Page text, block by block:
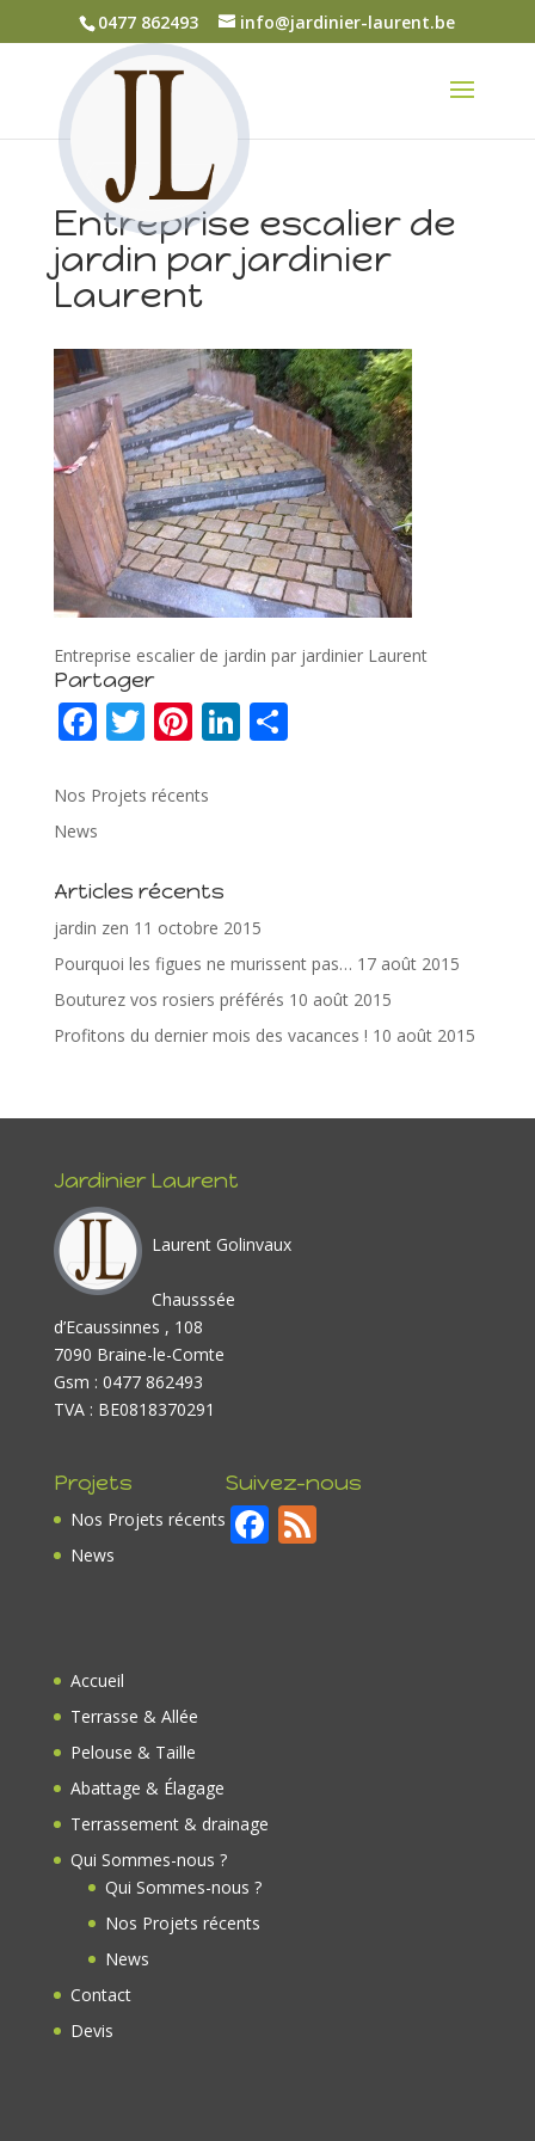
0477 862493 info@jardinier-laurent.be
Entreprise escalier de
jardin par jardinier
Laurent
Entreprise escalier de jardin par jardinier Laurent
Partager
F
e
b
o
o
k
T
itt
Pi
er
st
Li
n
P
Nos Projets récents
News
Articles récents
jardin zen 11 octobre 2015
Pourquoi les figues ne murissent pas… 17 août 2015
Bouturez vos rosiers préférés 10 août 2015
Profitons du dernier mois des vacances ! 10 août 2015
Jardinier Laurent
Laurent Golinvaux
Chausssée
d’Ecaussinnes , 108
7090 Braine-le-Comte
Gsm : 0477 862493
TVA : BE0818370291
Projets
Nos Projets récents
News
Suivez-nous
F F
Accueil
Terrasse & Allée
Pelouse & Taille
Abattage & Élagage
Terrassement & drainage
Qui Sommes-nous ?
Qui Sommes-nous ?
Nos Projets récents
News
Contact
Devis